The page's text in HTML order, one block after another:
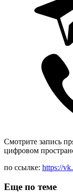
Смотрите запись
цифровом
по ссылке: https://
Еще по теме